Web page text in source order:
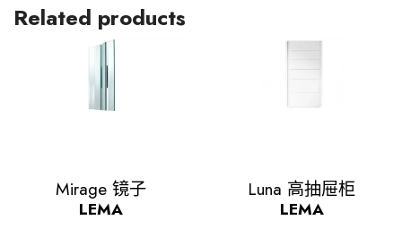
Related products
Quick view
Mirage 镜子
LEMA
Quick view
Luna 高抽屉柜
LEMA